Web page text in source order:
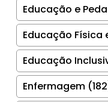
Educação e
Educação Física
Educação
Enfermagem